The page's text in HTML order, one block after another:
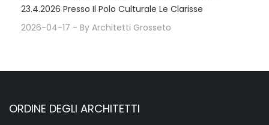
23.4.2026 Presso Il Polo Culturale Le Clarisse
2026-04-17 - By Architetti Grosseto
ORDINE DEGLI ARCHITETTI